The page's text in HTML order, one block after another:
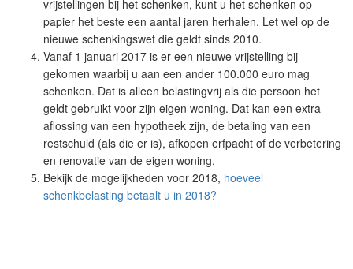
vrijstellingen bij het schenken, kunt u het schenken op
papier het beste een aantal jaren herhalen. Let wel op de
nieuwe schenkingswet die geldt sinds 2010.
Vanaf 1 januari 2017 is er een nieuwe vrijstelling bij
gekomen waarbij u aan een ander 100.000 euro mag
schenken. Dat is alleen belastingvrij als die persoon het
geldt gebruikt voor zijn eigen woning. Dat kan een extra
aflossing van een hypotheek zijn, de betaling van een
restschuld (als die er is), afkopen erfpacht of de verbetering
en renovatie van de eigen woning.
Bekijk de mogelijkheden voor 2018, hoeveel
schenkbelasting betaalt u in 2018?